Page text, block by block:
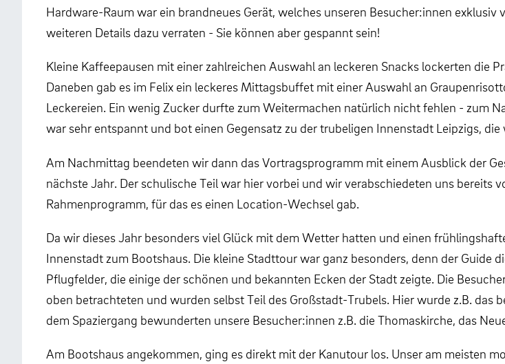
Hardware-Raum war ein brandneues Gerät, welches unseren Besucher:innen
weiteren Details dazu verraten - Sie können aber gespannt sein!
Kleine Kaffeepausen mit einer zahlreichen Auswahl an leckeren Snacks lockerten die
Daneben gab es im Felix ein leckeres Mittagsbuffet mit einer Auswahl an
Leckereien. Ein wenig Zucker durfte zum Weitermachen natürlich nicht fehlen - zum
war sehr entspannt und bot einen Gegensatz zu der trubeligen Innenstadt Leipzigs,
Am Nachmittag beendeten wir dann das Vortragsprogramm mit einem Ausblick der
nächste Jahr. Der schulische Teil war hier vorbei und wir verabschiedeten uns bereits
Rahmenprogramm, für das es einen Location-Wechsel gab.
Da wir dieses Jahr besonders viel Glück mit dem Wetter hatten und einen
Innenstadt zum Bootshaus. Die kleine Stadttour war ganz besonders, denn der Guide
Pflugfelder, die einige der schönen und bekannten Ecken der Stadt zeigte. Die
oben betrachteten und wurden selbst Teil des Großstadt-Trubels. Hier wurde z.B.
dem Spaziergang bewunderten unsere Besucher:innen z.B. die Thomaskirche, das
Am Bootshaus angekommen, ging es direkt mit der Kanutour los. Unser am meisten